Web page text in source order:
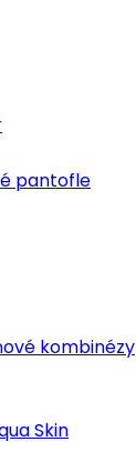
pantofle
kombinézy
Skin